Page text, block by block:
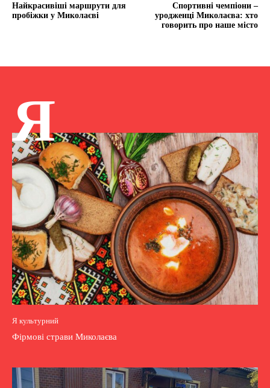
Найкрасивіші маршрути для
пробіжки у Миколаєві
Спортивні чемпіони –
уродженці Миколаєва: хто
говорить про наше місто
Я
Я культурний
Фірмові страви Миколаєва